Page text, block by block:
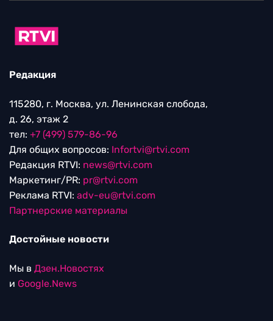
Редакция
115280, г. Москва, ул. Ленинская слобода,
д. 26, этаж 2
тел: +7 (499) 579-86-96
Для общих вопросов: Infortvi@rtvi.com
Редакция RTVI: news@rtvi.com
Маркетинг/PR: pr@rtvi.com
Реклама RTVI: adv-eu@rtvi.com
Партнерские материалы
Достойные новости
Мы в Дзен.Новостях
и Google.News